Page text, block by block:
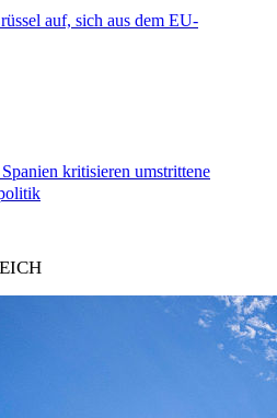
auf, sich aus dem EU-
kritisieren umstrittene